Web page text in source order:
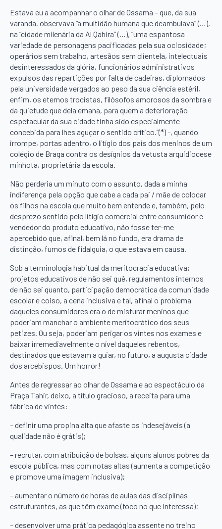
Estava eu a acompanhar o olhar de Ossama – que, da sua
varanda, observava “a multidão humana que deambulava” (…),
na “cidade milenária da Al Qahira” (…), “uma espantosa
variedade de personagens pacificadas pela sua ociosidade;
operários sem trabalho, artesãos sem clientela, intelectuais
desinteressados da glória, funcionários administrativos
expulsos das repartições por falta de cadeiras, diplomados
pela universidade vergados ao peso da sua ciência estéril,
enfim, os eternos trocistas, filósofos amorosos da sombra e
da quietude que dela emana, para quem a deterioração
espetacular da sua cidade tinha sido especialmente
concebida para lhes aguçar o sentido crítico.”(*) -, quando
irrompe, portas adentro, o litígio dos pais dos meninos de um
colégio de Braga contra os desígnios da vetusta arquidiocese
minhota, proprietária da escola.
Não perderia um minuto com o assunto, dada a minha
indiferença pela opção que cabe a cada pai / mãe de colocar
os filhos na escola que muito bem entende e, também, pelo
desprezo sentido pelo litígio comercial entre consumidor e
vendedor do produto educativo, não fosse ter-me
apercebido que, afinal, bem lá no fundo, era drama de
distinção, fumos de fidalguia, o que estava em causa.
Sob a terminologia habitual da meritocracia educativa;
projetos educativos de não sei quê, regulamentos internos
de não sei quanto, participação democrática da comunidade
escolar e coiso, a cena inclusiva e tal, afinal o problema
daqueles consumidores era o de misturar meninos que
poderiam manchar o ambiente meritocrático dos seus
petizes. Ou seja, poderiam perigar os vintes nos exames e
baixar irremediavelmente o nível daqueles rebentos,
destinados que estavam a guiar, no futuro, a augusta cidade
dos arcebispos. Um horror!
Antes de regressar ao olhar de Ossama e ao espectáculo da
Praça Tahir, deixo, a título gracioso, a receita para uma
fábrica de vintes:
– definir uma propina alta que afaste os indesejáveis (a
qualidade não é grátis);
– recrutar, com atribuição de bolsas, alguns alunos pobres da
escola pública, mas com notas altas (aumenta a competição
e promove uma imagem inclusiva);
– aumentar o número de horas de aulas das disciplinas
estruturantes, as que têm exame (foco no que interessa);
– desenvolver uma prática pedagógica assente no treino